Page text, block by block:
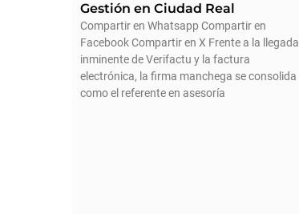
Gestión en Ciudad Real
Compartir en Whatsapp Compartir en
Facebook Compartir en X Frente a la llegada
inminente de Verifactu y la factura
electrónica, la firma manchega se consolida
como el referente en asesoría